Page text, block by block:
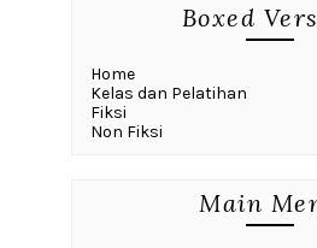
Boxed
Home
Kelas dan Pelatihan
Fiksi
Non Fiksi
Main